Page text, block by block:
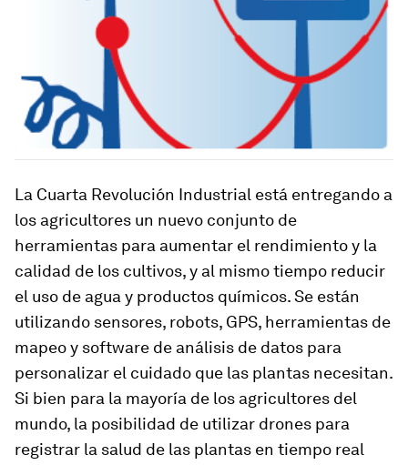
La Cuarta Revolución Industrial está entregando a
los agricultores un nuevo conjunto de
herramientas para aumentar el rendimiento y la
calidad de los cultivos, y al mismo tiempo reducir
el uso de agua y productos químicos. Se están
utilizando sensores, robots, GPS, herramientas de
mapeo y software de análisis de datos para
personalizar el cuidado que las plantas necesitan.
Si bien para la mayoría de los agricultores del
mundo, la posibilidad de utilizar drones para
registrar la salud de las plantas en tiempo real